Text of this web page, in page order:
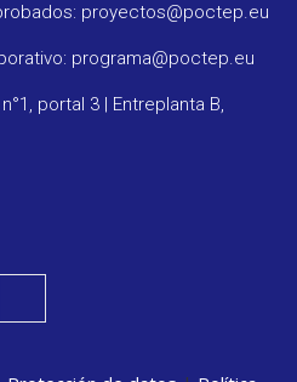
proyectos@poctep.eu
programa@poctep.eu
portal 3 | Entreplanta B,